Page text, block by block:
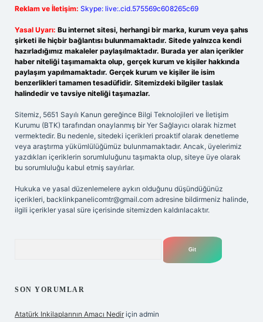
Reklam ve İletişim: Skype: live:.cid.575569c608265c69
Yasal Uyarı: Bu internet sitesi, herhangi bir marka, kurum veya şahıs
şirketi ile hiçbir bağlantısı bulunmamaktadır. Sitede yalnızca kendi
hazırladığımız makaleler paylaşılmaktadır. Burada yer alan içerikler
haber niteliği taşımamakta olup, gerçek kurum ve kişiler hakkında
paylaşım yapılmamaktadır. Gerçek kurum ve kişiler ile isim
benzerlikleri tamamen tesadüfidir. Sitemizdeki bilgiler taslak
halindedir ve tavsiye niteliği taşımazlar.
Sitemiz, 5651 Sayılı Kanun gereğince Bilgi Teknolojileri ve İletişim
Kurumu (BTK) tarafından onaylanmış bir Yer Sağlayıcı olarak hizmet
vermektedir. Bu nedenle, sitedeki içerikleri proaktif olarak denetleme
veya araştırma yükümlülüğümüz bulunmamaktadır. Ancak, üyelerimiz
yazdıkları içeriklerin sorumluluğunu taşımakta olup, siteye üye olarak
bu sorumluluğu kabul etmiş sayılırlar.
Hukuka ve yasal düzenlemelere aykırı olduğunu düşündüğünüz
içerikleri, backlinkpanelicomtr@gmail.com adresine bildirmeniz halinde,
ilgili içerikler yasal süre içerisinde sitemizden kaldırılacaktır.
SON YORUMLAR
Atatürk Inkilaplarının Amacı Nedir için admin